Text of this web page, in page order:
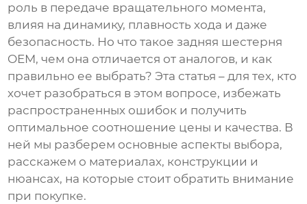
роль в передаче вращательного момента,
влияя на динамику, плавность хода и даже
безопасность. Но что такоезадняя шестерня
OEM, чем она отличается от аналогов, и как
правильно ее выбрать? Эта статья – для тех, кто
хочет разобраться в этом вопросе, избежать
распространенных ошибок и получить
оптимальное соотношение цены и качества. В
ней мы разберем основные аспекты выбора,
расскажем о материалах, конструкции и
нюансах, на которые стоит обратить внимание
при покупке.